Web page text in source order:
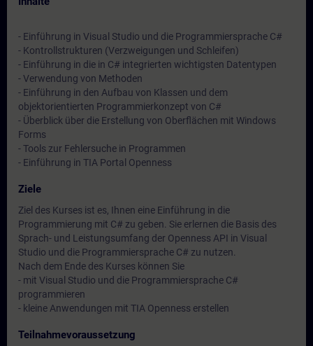
- Einführung in Visual Studio und die Programmiersprache C#
- Kontrollstrukturen (Verzweigungen und Schleifen)
- Einführung in die in C# integrierten wichtigsten Datentypen
- Verwendung von Methoden
- Einführung in den Aufbau von Klassen und dem
objektorientierten Programmierkonzept von C#
- Überblick über die Erstellung von Oberflächen mit Windows
Forms
- Tools zur Fehlersuche in Programmen
- Einführung in TIA Portal Openness
Ziele
Ziel des Kurses ist es, Ihnen eine Einführung in die
Programmierung mit C# zu geben. Sie erlernen die Basis des
Sprach- und Leistungsumfang der Openness API in Visual
Studio und die Programmiersprache C# zu nutzen.
Nach dem Ende des Kurses können Sie
- mit Visual Studio und die Programmiersprache C#
programmieren
- kleine Anwendungen mit TIA Openness erstellen
Teilnahmevoraussetzung